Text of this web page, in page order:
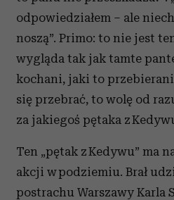
odpowiedziałem – ale
noszą”. Primo: to nie jest
wygląda tak jak tamte
kochani, jaki to
się przebrać, to wolę od
za jakiegoś pętaka z
Ten „pętak z Kedywu” ma
akcji w podziemiu. Brał
postrachu Warszawy Karla